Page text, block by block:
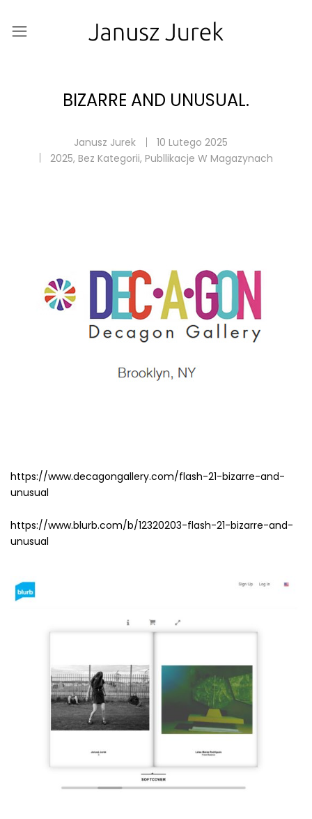
BIZARRE AND UNUSUAL.
Janusz Jurek
10 Lutego 2025
2025, Bez Kategorii, Publlikacje W Magazynach
https://www.decagongallery.com/flash-21-bizarre-and-
unusual
https://www.blurb.com/b/12320203-flash-21-bizarre-and-
unusual